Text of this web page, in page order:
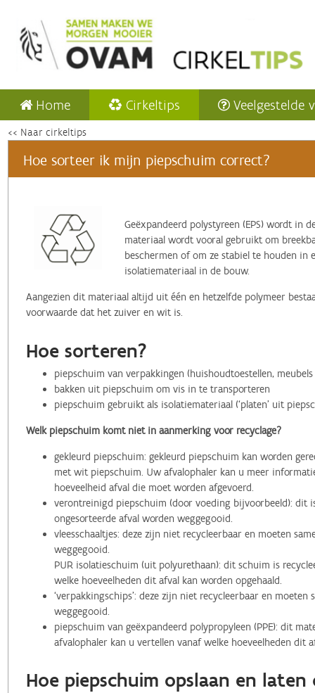
Home Cirkeltips Veelgestelde
<< Naar cirkeltips
Hoe sorteer ik mijn piepschuim correct?
‌Geëxpandeerd polystyreen (EPS) wordt in
materiaal wordt vooral gebruikt om
beschermen of om ze stabiel te houden in
isolatiemateriaal in de bouw.
Aangezien dit materiaal altijd uit één en hetzelfde polymeer
voorwaarde dat het zuiver en wit is.
Hoe sorteren?
piepschuim van verpakkingen (huishoudtoestellen,
bakken uit piepschuim om vis in te transporteren
piepschuim gebruikt als isolatiemateriaal (‘platen’ uit
Welk piepschuim komt niet in aanmerking voor recyclage?
gekleurd piepschuim: gekleurd piepschuim kan worden
met wit piepschuim. Uw afvalophaler kan u meer
hoeveelheid afval die moet worden afgevoerd.
verontreinigd piepschuim (door voeding bijvoorbeeld): dit
ongesorteerde afval worden weggegooid.
vleesschaaltjes: deze zijn niet recycleerbaar en moeten
weggegooid.
PUR isolatieschuim (uit polyurethaan): dit schuim is
welke hoeveelheden dit afval kan worden opgehaald.
‘verpakkingschips’: deze zijn niet recycleerbaar en
weggegooid.
piepschuim van geëxpandeerd polypropyleen (PPE): dit
afvalophaler kan u vertellen vanaf welke hoeveelheden dit
Hoe piepschuim opslaan en laten